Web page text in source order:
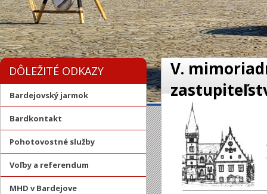
DÔLEŽITÉ ODKAZY
Bardejovský jarmok
Bardkontakt
Pohotovostné služby
Voľby a referendum
MHD v Bardejove
V.